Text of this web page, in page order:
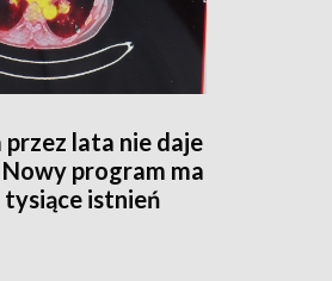
przez lata nie daje
program ma
istnień